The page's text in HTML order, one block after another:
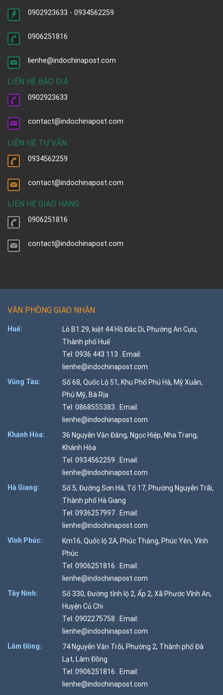
0902923633 - 0934562259
0906251816
lienhe@indochinapost.com
LIÊN HỆ BÁO GIÁ
0902923633
contact@indochinapost.com
LIÊN HỆ TƯ VẤN
0934562259
contact@indochinapost.com
LIÊN HỆ GIAO HÀNG
0906251816
contact@indochinapost.com
VĂN PHÒNG GIAO NHẬN
Huế:
Lô B1.29, kiệt 44 Hồ Đắc Di, Phường An Cựu,
Thành phố Huế
Tel: 0936 443 113 . Email:
lienhe@indochinapost.com
Vũng Tàu:
Số 68, Quốc Lộ 51, Khu Phố Phú Hà, Mỹ Xuân,
Phú Mỹ, Bà Rịa
Tel: 0868555383 . Email:
lienhe@indochinapost.com
Khánh Hòa:
36 Nguyễn Văn Đăng, Ngọc Hiệp, Nha Trang,
Khánh Hòa
Tel: 0934562259 . Email:
lienhe@indochinapost.com
Hà Giang:
Số 5, Đường Sơn Hà, Tổ 17, Phường Nguyễn Trãi,
Thành phố Hà Giang
Tel: 0936257997 . Email:
lienhe@indochinapost.com
Vĩnh Phúc:
Km16, Quốc lộ 2A, Phúc Thắng, Phúc Yên, Vĩnh
Phúc
Tel: 0906251816 . Email:
lienhe@indochinapost.com
Tây Ninh:
Số 330, Đường tỉnh lộ 2, Ấp 2, Xã Phước Vĩnh An,
Huyện Củ Chi
Tel: 0902275758 . Email:
lienhe@indochinapost.com
Lâm Đồng:
74 Nguyễn Văn Trỗi, Phường 2, Thành phố Đà
Lạt, Lâm Đồng
Tel: 0906251816 . Email:
lienhe@indochinapost.com